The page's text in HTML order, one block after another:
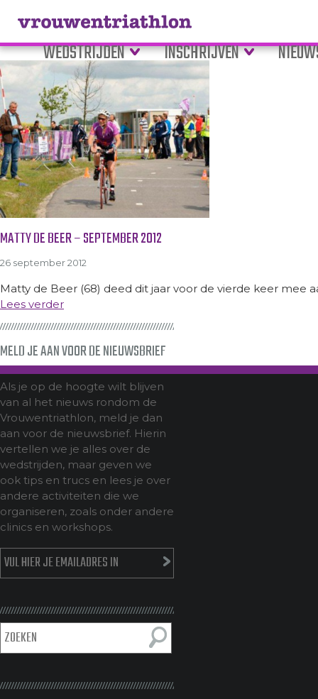
WEDSTRIJDEN INSCHRIJVEN
Tag Archive: Matty de Beer
MATTY DE BEER – SEPTEMBER 2012
26 september 2012
Matty de Beer (68) deed dit jaar voor de vierde keer mee
Lees verder
MELD JE AAN VOOR DE NIEUWSBRIEF
Als je op de hoogte wilt blijven
van al het nieuws rondom de
Vrouwentriathlon, meld je dan
aan voor de nieuwsbrief. Hierin
vertellen we je alles over de
wedstrijden, maar geven we
ook tips en trucs en lees je over
andere activiteiten die we
organiseren, zoals onder andere
clinics en workshops.